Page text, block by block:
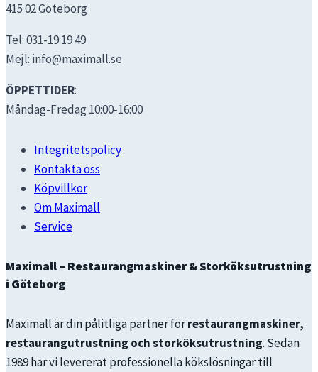
415 02 Göteborg
Tel: 031-19 19 49
Mejl: info@maximall.se
ÖPPETTIDER:
Måndag-Fredag 10:00-16:00
Integritetspolicy
Kontakta oss
Köpvillkor
Om Maximall
Service
Maximall – Restaurangmaskiner & Storköksutrustning
i Göteborg
Maximall är din pålitliga partner förrestaurangmaskiner,
restaurangutrustning och storköksutrustning. Sedan
1989 har vi levererat professionella kökslösningar till